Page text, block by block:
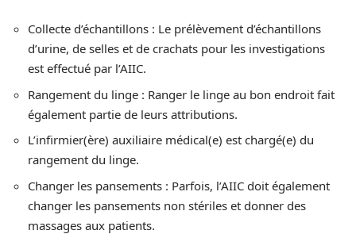
Collecte d’échantillons : Le prélèvement d’échantillons
d’urine, de selles et de crachats pour les investigations
est effectué par l’AIIC.
Rangement du linge : Ranger le linge au bon endroit fait
également partie de leurs attributions.
L’infirmier(ère) auxiliaire médical(e) est chargé(e) du
rangement du linge.
Changer les pansements : Parfois, l’AIIC doit également
changer les pansements non stériles et donner des
massages aux patients.